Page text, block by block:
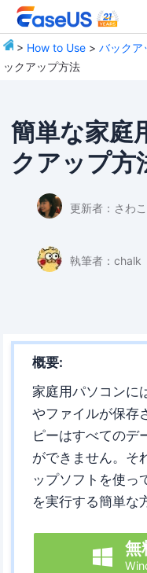
> How to Use >バックア
ックアップ方法
簡単な家庭
クアップ方
更新者： さわこ
執筆者： chalk
概要:
家庭用パソコンに
やファイルが保存
ピーはすべてのデ
ができません。そ
ップソフトを使っ
を実行する簡単な
 無